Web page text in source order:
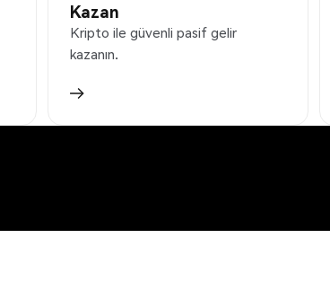
Kazan
Kripto ile güvenli pasif gelir
kazanın.